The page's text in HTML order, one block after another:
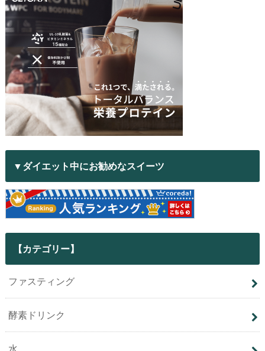
▼ダイエット中にお勧めなスイーツ
【カテゴリー】
ファスティング
酵素ドリンク
水